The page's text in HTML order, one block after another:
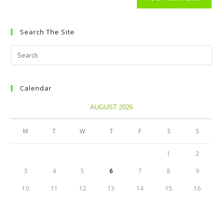
Search The Site
Calendar
AUGUST 2026
M T W T F S S
1 2
3 4 5 6 7 8 9
10 11 12 13 14 15 16